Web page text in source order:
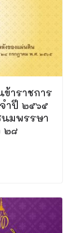
าราชการ
ำปี ๒๕๖๕
นมพรรษา
๒๘